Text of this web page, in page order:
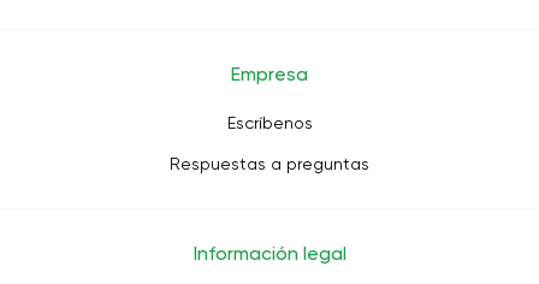
Empresa
Escríbenos
Respuestas a preguntas
Información legal